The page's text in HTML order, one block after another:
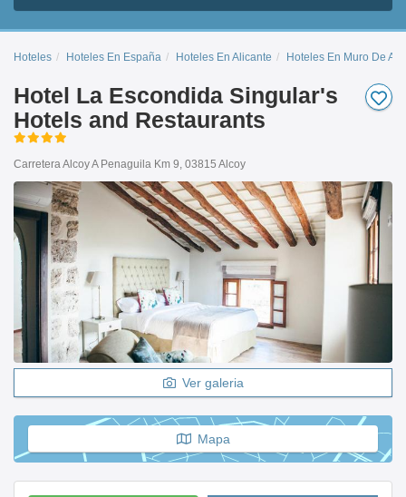
Hoteles Hoteles En España Hoteles En Alicante Hoteles En Muro De
Hotel La Escondida Singular's
Hotels and Restaurants
Carretera Alcoy A Penaguila Km 9, 03815 Alcoy
Ver galeria
Mapa